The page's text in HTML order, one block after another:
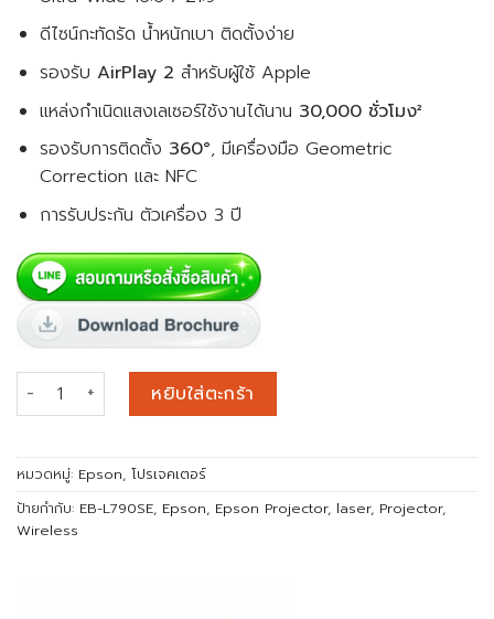
ดีไซน์กะทัดรัด น้ำหนักเบา ติดตั้งง่าย
รองรับ AirPlay 2 สำหรับผู้ใช้ Apple
แหล่งกำเนิดแสงเลเซอร์ใช้งานได้นาน 30,000 ชั่วโมง²
รองรับการติดตั้ง 360°, มีเครื่องมือ Geometric
Correction และ NFC
การรับประกัน ตัวเครื่อง 3 ปี
จำนวน Epson EB-L790SE Short Throw 3LCD Laser
หยิบใส่ตะกร้า
หมวดหมู่: Epson, โปรเจคเตอร์
ป้ายกำกับ: EB-L790SE, Epson, Epson Projector, laser, Projector,
Wireless